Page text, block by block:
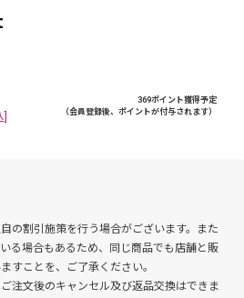
369ポイント獲得予定
（会員登録後、ポイントが付与されます）
の割引施策を行う場合がございます。また
る場合もあるため、同じ商品でも店舗と販
すことを、ご了承ください。
注文後のキャンセル及び返品交換はできま